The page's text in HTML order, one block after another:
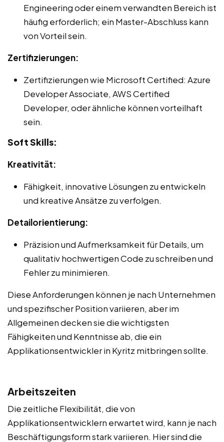
Engineering oder einem verwandten Bereich ist
häufig erforderlich; ein Master-Abschluss kann
von Vorteil sein.
Zertifizierungen:
Zertifizierungen wie Microsoft Certified: Azure
Developer Associate, AWS Certified
Developer, oder ähnliche können vorteilhaft
sein.
Soft Skills:
Kreativität:
Fähigkeit, innovative Lösungen zu entwickeln
und kreative Ansätze zu verfolgen.
Detailorientierung:
Präzision und Aufmerksamkeit für Details, um
qualitativ hochwertigen Code zu schreiben und
Fehler zu minimieren.
Diese Anforderungen können je nach Unternehmen
und spezifischer Position variieren, aber im
Allgemeinen decken sie die wichtigsten
Fähigkeiten und Kenntnisse ab, die ein
Applikationsentwickler in Kyritz mitbringen sollte.
Arbeitszeiten
Die zeitliche Flexibilität, die von
Applikationsentwicklern erwartet wird, kann je nach
Beschäftigungsform stark variieren. Hier sind die